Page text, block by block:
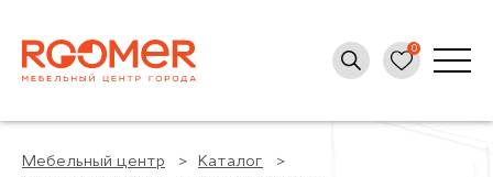
Мебельный центр
Каталог